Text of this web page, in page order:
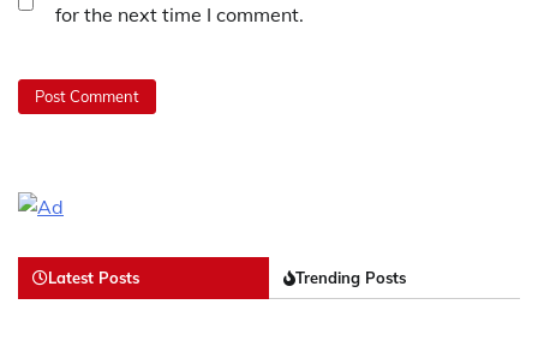
for the next time I comment.
Latest Posts Trending Posts